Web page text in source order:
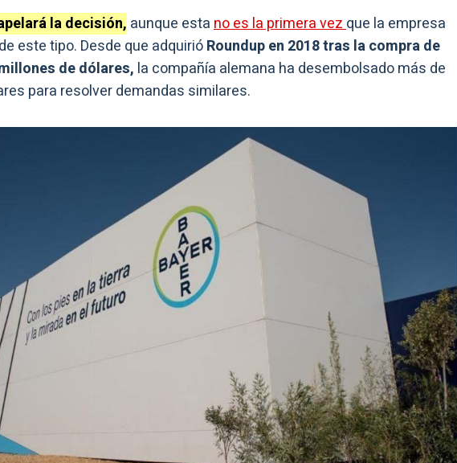
la decisión, aunque estano es la primera vezque la empresa
este tipo. Desde que adquirióRoundup en 2018 tras la compra de
de dólares, la compañía alemana ha desembolsado más de
para resolver demandas similares.